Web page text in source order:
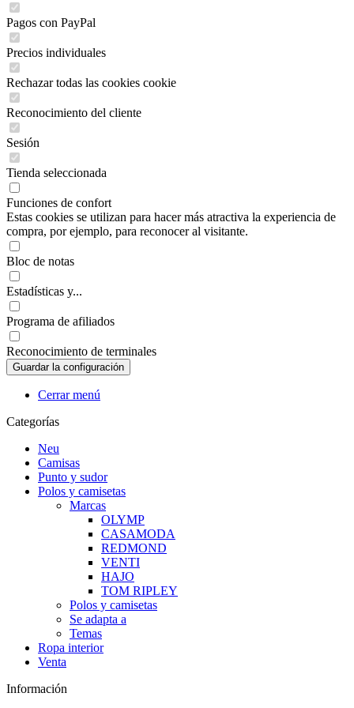
Pagos con PayPal
Precios individuales
Rechazar todas las cookies cookie
Reconocimiento del cliente
Sesión
Tienda seleccionada
Funciones de confort
Estas cookies se utilizan para hacer más atractiva la experiencia de
compra, por ejemplo, para reconocer al visitante.
Bloc de notas
Estadísticas y...
Programa de afiliados
Reconocimiento de terminales
Cerrar menú
Categorías
Neu
Camisas
Punto y sudor
Polos y camisetas
Marcas
OLYMP
CASAMODA
REDMOND
VENTI
HAJO
TOM RIPLEY
Polos y camisetas
Se adapta a
Temas
Ropa interior
Venta
Información